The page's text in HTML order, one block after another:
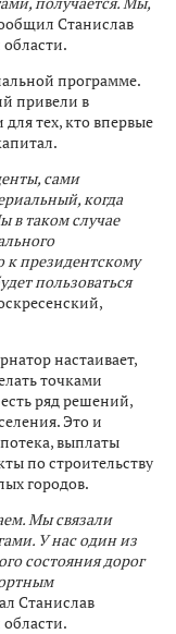
Станислав
программе.
привели в
тех, кто впервые
сами
когда
в таком случае
к президентскому
пользоваться
настаивает,
точками
ряд решений,
Это и
выплаты
по строительству
городов.
Мы связали
У нас один из
состояния дорог
Станислав